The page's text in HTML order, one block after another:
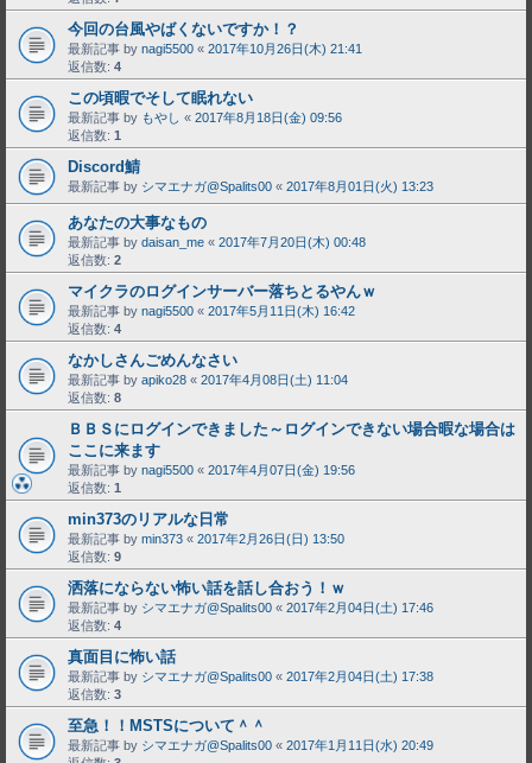
今回の台風やばくないですか！？
最新記事 by nagi5500 « 2017年10月26日(木) 21:41
返信数: 4
この頃暇でそして眠れない
最新記事 by もやし « 2017年8月18日(金) 09:56
返信数: 1
Discord鯖
最新記事 by シマエナガ@Spalits00 « 2017年8月01日(火) 13:23
あなたの大事なもの
最新記事 by daisan_me « 2017年7月20日(木) 00:48
返信数: 2
マイクラのログインサーバー落ちとるやんｗ
最新記事 by nagi5500 « 2017年5月11日(木) 16:42
返信数: 4
なかしさんごめんなさい
最新記事 by apiko28 « 2017年4月08日(土) 11:04
返信数: 8
ＢＢＳにログインできました～ログインできない場合暇な場合は
ここに来ます
最新記事 by nagi5500 « 2017年4月07日(金) 19:56
返信数: 1
min373のリアルな日常
最新記事 by min373 « 2017年2月26日(日) 13:50
返信数: 9
洒落にならない怖い話を話し合おう！ｗ
最新記事 by シマエナガ@Spalits00 « 2017年2月04日(土) 17:46
返信数: 4
真面目に怖い話
最新記事 by シマエナガ@Spalits00 « 2017年2月04日(土) 17:38
返信数: 3
至急！！MSTSについて＾＾
最新記事 by シマエナガ@Spalits00 « 2017年1月11日(水) 20:49